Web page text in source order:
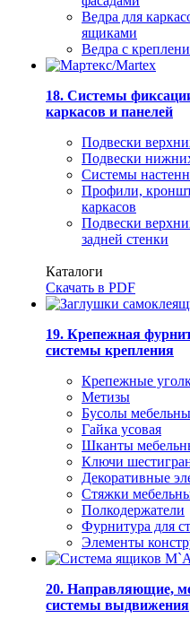
Ведра для
ящиками
Ведра с
18. Системы
каркасов и панелей
Подвески
Подвески
Системы
Профили,
каркасов
Подвески
задней стенки
Каталоги
Скачать в PDF
19. Крепежная
системы крепления
Крепежные
Метизы
Бусолы
Гайка усовая
Шканты
Ключи
Декоративные
Стяжки
Полкодержатели
Фурнитура для
Элементы
20. Направляющие,
системы выдвижения